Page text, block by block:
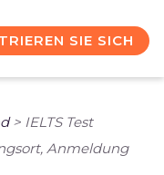
SIE SICH
> IELTS Test
Anmeldung